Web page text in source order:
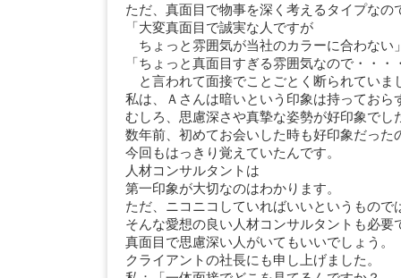
ただ、真面目で物事を深く考えるタイプなの
「大変真面目で誠実な人ですが
ちょっと雰囲気が当社のカラーに合わな
「ちょっと真面目すぎる雰囲気なので・・
と言われて面接でことごとく断られていま
私は、Ａさんは暗いという印象は持っておら
むしろ、思慮深さや真摯な姿勢が好印象でし
数年前、初めてお会いした時も好印象だった
今回もはっきり覚えていたんです。
人材コンサルタントは
第一印象が大切なのはわかります。
ただ、ニコニコしていればいいというもので
そんな愛想の良い人材コンサルタントも必要
真面目で思慮深い人がいてもいいでしょう。
クライアントの社長にも申し上げました。